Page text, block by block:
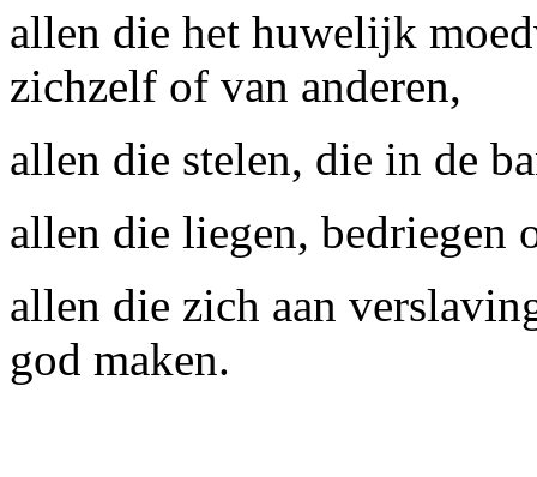
allen die het huwelijk
zichzelf of van anderen,
allen die stelen, die in de
allen die liegen, bedriegen
allen die zich aan
god maken.